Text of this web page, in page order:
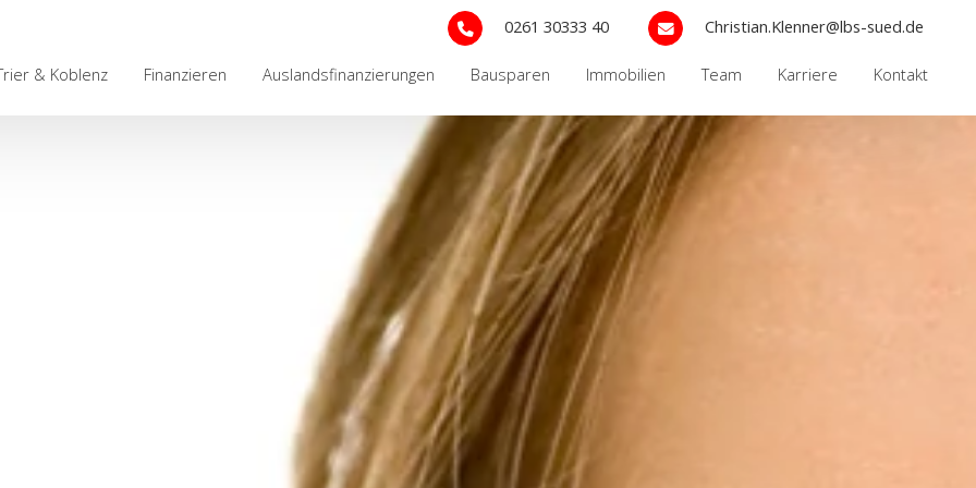
0261 30333 40 Christian.Klenner@lbs-sued.de
& Koblenz Finanzieren Auslandsfinanzierungen Bausparen Immobilien Team Karriere Kontakt